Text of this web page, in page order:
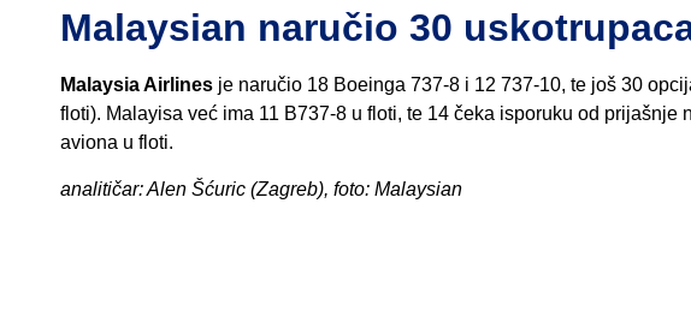
Malaysian naručio 30
Malaysia Airlines je naručio 18 Boeinga 737-8 i 12 737-10, te još 30
floti). Malayisa već ima 11 B737-8 u floti, te 14 čeka isporuku od prijašnje
aviona u floti.
analitičar: Alen Šćuric (Zagreb), foto: Malaysian